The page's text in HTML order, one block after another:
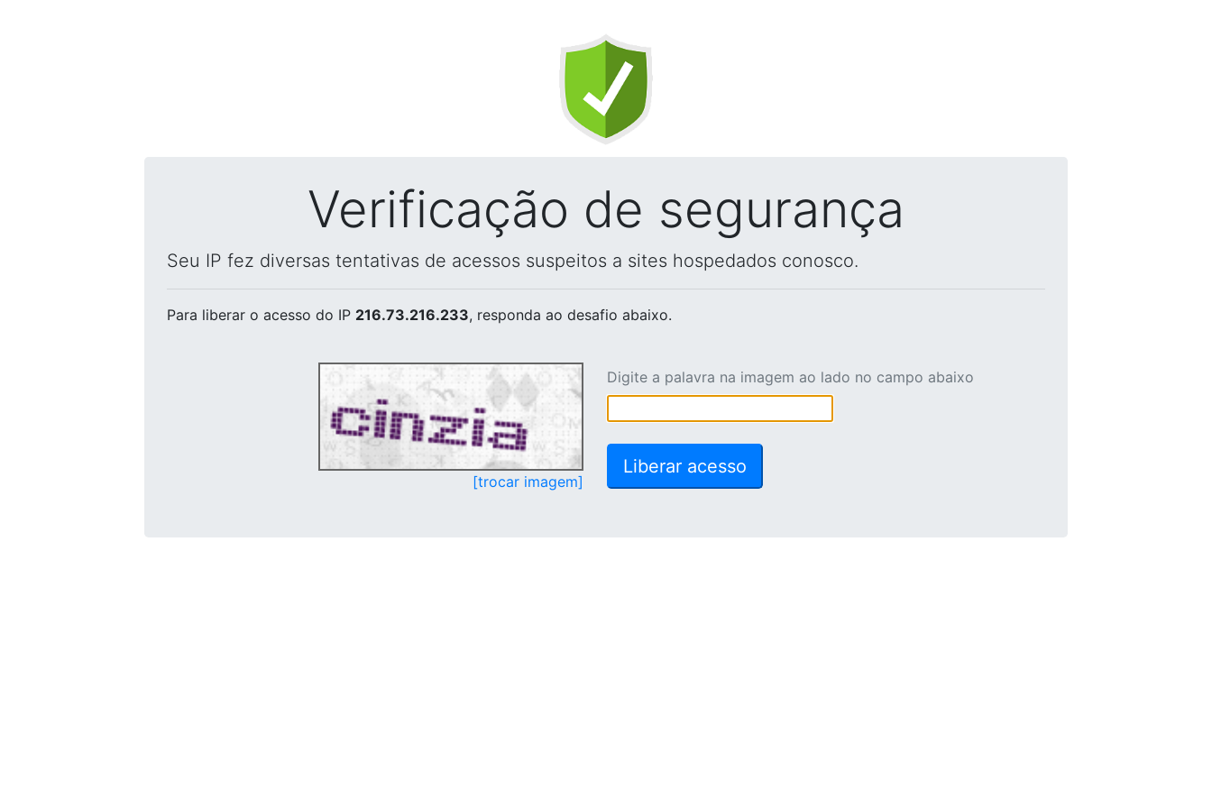
Verificação de segurança
Seu IP fez diversas tentativas de acessos suspeitos a sites hospedados conosco.
Para liberar o acesso do IP 216.73.216.233, responda ao desafio abaixo.
[trocar imagem]
Digite a palavra na imagem ao lado no campo abaixo